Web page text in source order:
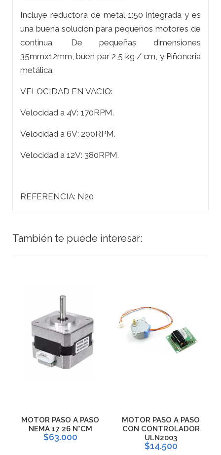
Incluye reductora de metal 1:50 integrada y es
una buena solución para pequeños motores de
continua. De pequeñas dimensiones
35mmx12mm, buen par 2,5 kg / cm, y Piñoneria
metálica.
VELOCIDAD EN VACIO:
Velocidad a 4V: 170RPM.
Velocidad a 6V: 200RPM.
Velocidad a 12V: 380RPM.
REFERENCIA: N20
También te puede interesar:
MOTOR PASO A PASO
NEMA 17 26 N*CM
$63.000
MOTOR PASO A PASO
CON CONTROLADOR
ULN2003
$14.500